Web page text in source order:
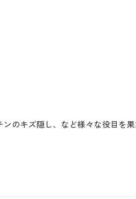
のキズ隠し、など様々な役目を